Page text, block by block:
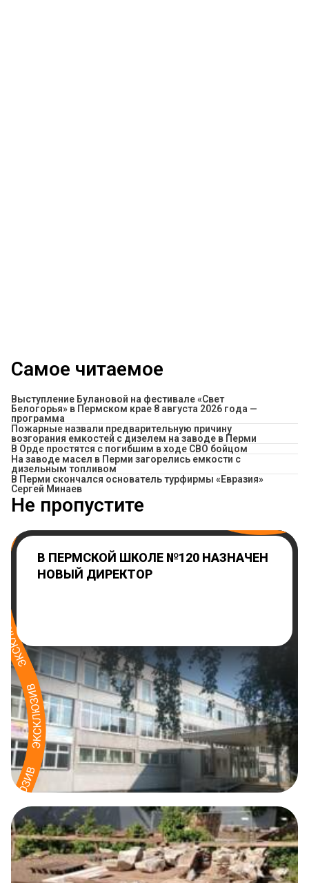
Самое читаемое
Выступление Булановой на фестивале «Свет
Белогорья» в Пермском крае 8 августа 2026 года —
программа
Пожарные назвали предварительную причину
возгорания емкостей с дизелем на заводе в Перми
В Орде простятся с погибшим в ходе СВО бойцом
На заводе масел в Перми загорелись емкости с
дизельным топливом
В Перми скончался основатель турфирмы «Евразия»
Сергей Минаев
Не пропустите
В ПЕРМСКОЙ ШКОЛЕ №120 НАЗНАЧЕН
НОВЫЙ ДИРЕКТОР